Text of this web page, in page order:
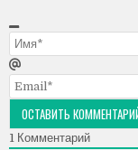
1 Комментарий